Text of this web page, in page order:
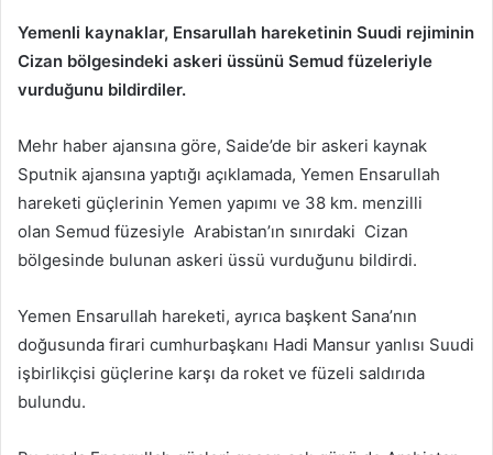
Yemenli kaynaklar, Ensarullah hareketinin Suudi rejiminin
Cizan bölgesindeki askeri üssünü Semud füzeleriyle
vurduğunu bildirdiler.
Mehr haber ajansına göre, Saide’de bir askeri kaynak
Sputnik ajansına yaptığı açıklamada, Yemen Ensarullah
hareketi güçlerinin Yemen yapımı ve 38 km. menzilli
olan Semud füzesiyle Arabistan’ın sınırdaki Cizan
bölgesinde bulunan askeri üssü vurduğunu bildirdi.
Yemen Ensarullah hareketi, ayrıca başkent Sana’nın
doğusunda firari cumhurbaşkanı Hadi Mansur yanlısı Suudi
işbirlikçisi güçlerine karşı da roket ve füzeli saldırıda
bulundu.